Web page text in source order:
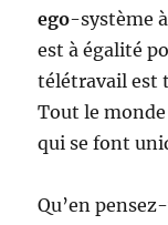
ego-système
est à égalité
télétravail est
Tout le
qui se font
Qu’en